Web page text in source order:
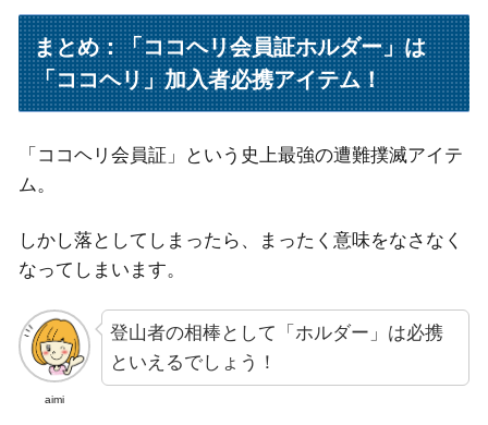
まとめ：「ココヘリ会員証ホルダー」は
「ココヘリ」加入者必携アイテム！
「ココヘリ会員証」という史上最強の遭難撲滅アイテ
ム。
しかし落としてしまったら、まったく意味をなさなく
なってしまいます。
aimi
登山者の相棒として「ホルダー」は必携
といえるでしょう！